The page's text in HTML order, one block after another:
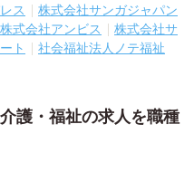
ス
株式会社サンガジャパン
株式会社アンビス
株式会社サ
ト
社会福祉法人ノテ福祉
護・福祉の求人を職種